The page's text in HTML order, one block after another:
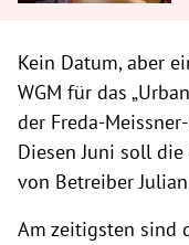
Kein Datum, aber
WGM für das
der Freda-
Diesen Juni soll
von Betreiber
Am zeitigsten sind